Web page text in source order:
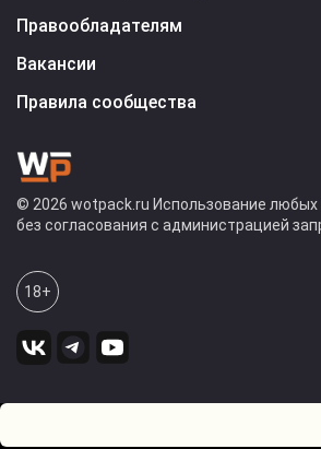
Правообладателям
Вакансии
Правила сообщества
© 2026 wotpack.ru Использование любых
без согласования с администрацией
18+